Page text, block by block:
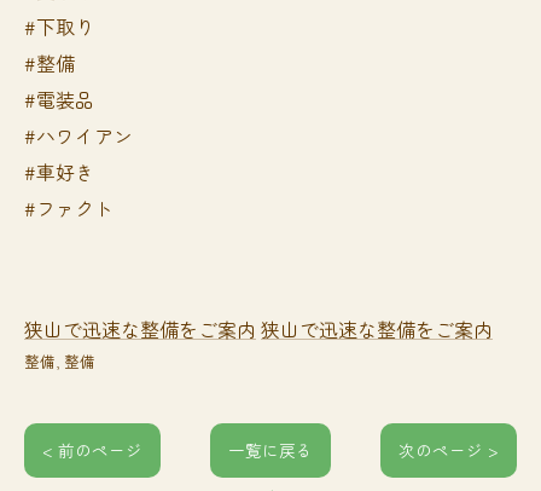
#下取り
#整備
#電装品
#ハワイアン
#車好き
#ファクト
狭山で迅速な整備をご案内 狭山で迅速な整備をご案内
整備 整備
< 前のページ 一覧に戻る 次のページ >